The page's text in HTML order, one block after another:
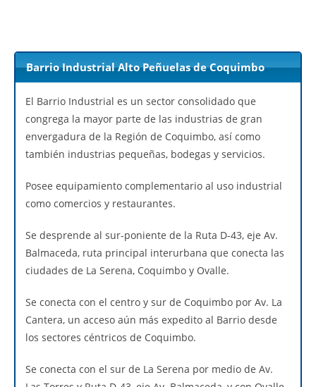
Barrio Industrial Alto Peñuelas de Coquimbo
El Barrio Industrial es un sector consolidado que
congrega la mayor parte de las industrias de gran
envergadura de la Región de Coquimbo, así como
también industrias pequeñas, bodegas y servicios.
Posee equipamiento complementario al uso industrial
como comercios y restaurantes.
Se desprende al sur-poniente de la Ruta D-43, eje Av.
Balmaceda, ruta principal interurbana que conecta las
ciudades de La Serena, Coquimbo y Ovalle.
Se conecta con el centro y sur de Coquimbo por Av. La
Cantera, un acceso aún más expedito al Barrio desde
los sectores céntricos de Coquimbo.
Se conecta con el sur de La Serena por medio de Av.